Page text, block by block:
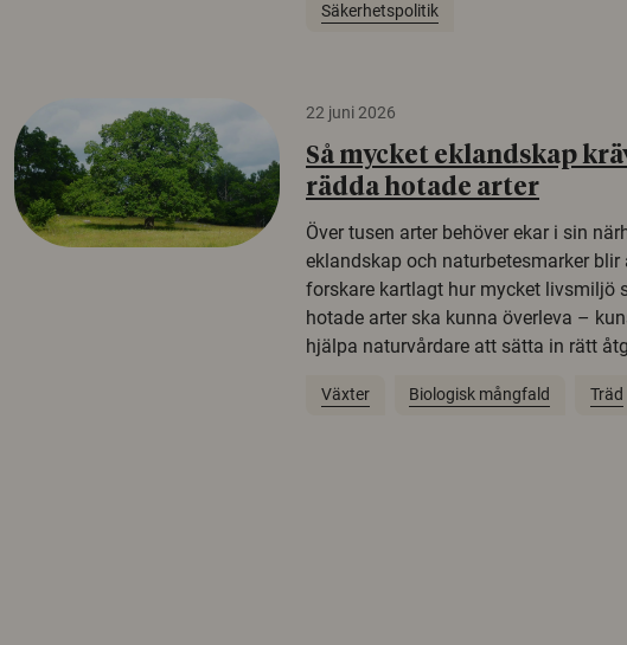
Säkerhetspolitik
22 juni 2026
Så mycket eklandskap
rädda hotade arter
Över tusen arter behöver ekar i sin
eklandskap och naturbetesmarker blir
forskare kartlagt hur mycket livsmiljö
hotade arter ska kunna överleva –
hjälpa naturvårdare att sätta in rätt
Växter Biologisk mångfald Träd